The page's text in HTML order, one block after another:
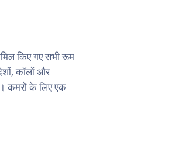
किए गए सभी रूम
कॉलों और
कमरों के लिए एक